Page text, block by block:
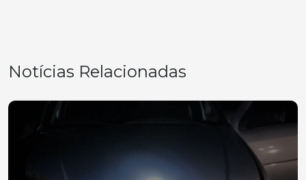
Notícias Relacionadas